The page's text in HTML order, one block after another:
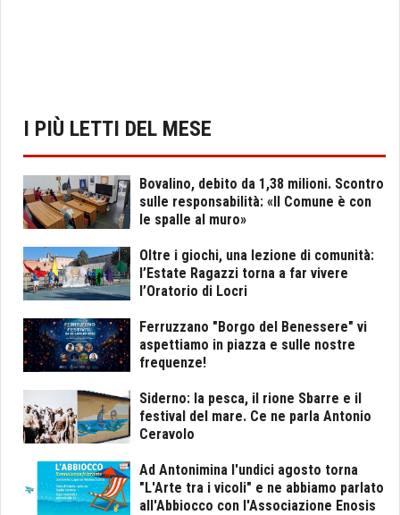
I PIÙ LETTI DEL MESE
Bovalino, debito da 1,38 milioni. Scontro
sulle responsabilità: «Il Comune è con
le spalle al muro»
Oltre i giochi, una lezione di comunità:
l’Estate Ragazzi torna a far vivere
l’Oratorio di Locri
Ferruzzano "Borgo del Benessere" vi
aspettiamo in piazza e sulle nostre
frequenze!
Siderno: la pesca, il rione Sbarre e il
festival del mare. Ce ne parla Antonio
Ceravolo
Ad Antonimina l'undici agosto torna
"L'Arte tra i vicoli" e ne abbiamo parlato
all'Abbiocco con l'Associazione Enosis